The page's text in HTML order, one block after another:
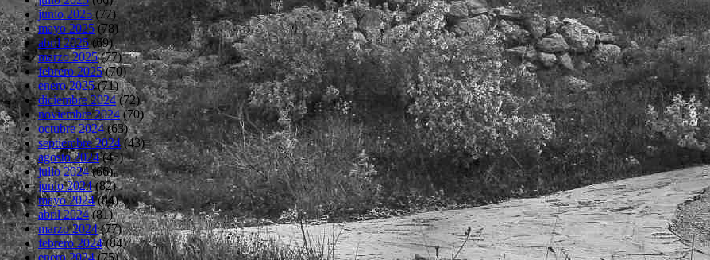
junio 2025(77)
mayo 2025 (78)
abril 2025(69)
marzo 2025(77)
febrero 2025(70)
enero 2025(71)
diciembre 2024(72)
noviembre 2024(70)
octubre 2024(63)
septiembre 2024(43)
agosto 2024(45)
julio 2024(66)
junio 2024(82)
mayo 2024(84)
abril 2024(81)
marzo 2024(77)
febrero 2024(84)
enero 2024(75)